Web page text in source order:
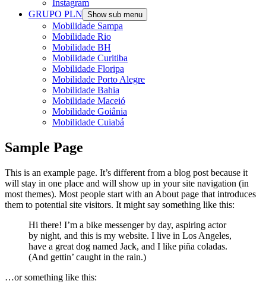
Instagram
GRUPO PLN Show sub menu
Mobilidade Sampa
Mobilidade Rio
Mobilidade BH
Mobilidade Curitiba
Mobilidade Floripa
Mobilidade Porto Alegre
Mobilidade Bahia
Mobilidade Maceió
Mobilidade Goiânia
Mobilidade Cuiabá
Sample Page
This is an example page. It’s different from a blog post because it
will stay in one place and will show up in your site navigation (in
most themes). Most people start with an About page that introduces
them to potential site visitors. It might say something like this:
Hi there! I’m a bike messenger by day, aspiring actor
by night, and this is my website. I live in Los Angeles,
have a great dog named Jack, and I like piña coladas.
(And gettin’ caught in the rain.)
…or something like this: